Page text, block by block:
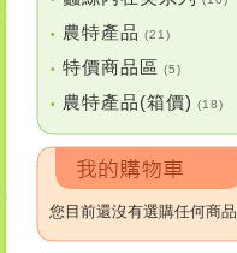
• 農特產品 (21)
• 特價商品區 (5)
• 農特產品(箱價) (18)
您目前還沒有選購任何商品